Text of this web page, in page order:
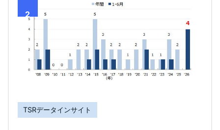
2
TSRデータインサイト